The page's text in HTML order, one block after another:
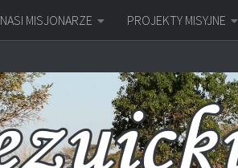
NASI MISJONARZE PROJEKTY MISYJNE